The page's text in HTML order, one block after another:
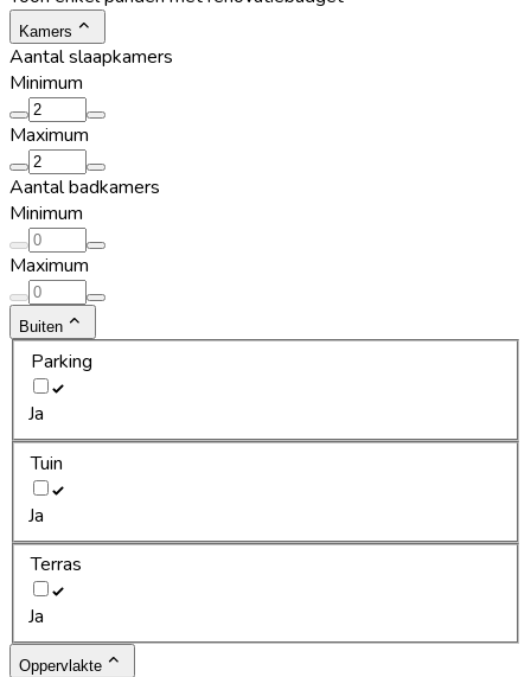
Kamers
Aantal slaapkamers
Minimum
Maximum
Aantal badkamers
Minimum
Maximum
Buiten
Parking
Ja
Tuin
Ja
Terras
Ja
Oppervlakte